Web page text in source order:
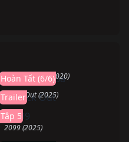
The Third Day (2020)
Hoàn Tất (6/6)
Knock Out
Knock Out (2025)
Trailer
2099
2099 (2025)
Tập 5